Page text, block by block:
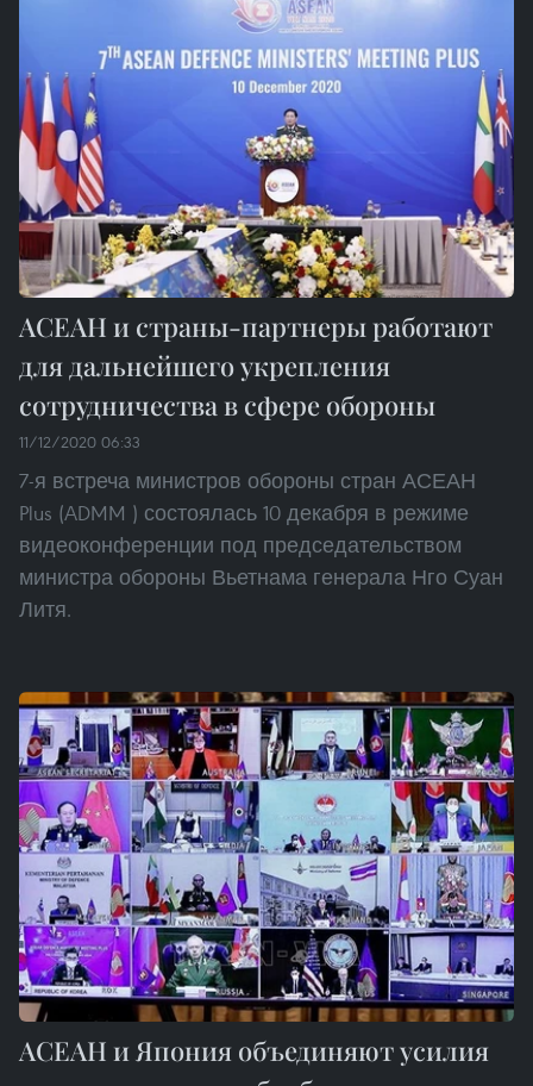
АСЕАН и страны-партнеры работают
для дальнейшего укрепления
сотрудничества в сфере обороны
11/12/2020 06:33
7-я встреча министров обороны стран АСЕАН
Plus (ADMM ) состоялась 10 декабря в режиме
видеоконференции под председательством
министра обороны Вьетнама генерала Нго Суан
Литя.
АСЕАН и Япония объединяют усилия